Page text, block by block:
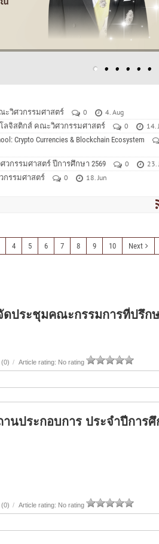
ะวิศวกรรมศาสตร์ 0
4. Aug
โลจิสติกส์ คณะวิศวกรรมศาสตร์
0
14.
Currencies & Blockchain Ecosystem
กรรมศาสตร์ ปีการศึกษา 2569
0
23.
กรรมศาสตร์
0 18. Jun
4 5 6 7 8 9 10 Next
ดประชุมคณะกรรมการที่ปรึก
/ Article rating: No rating
นประกอบการ ประจำปีการศึ
/ Article rating: No rating